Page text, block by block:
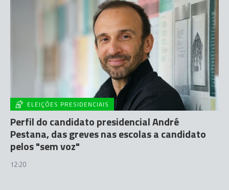
ELEIÇÕES PRESIDENCIAIS
Perfil do candidato presidencial André
Pestana, das greves nas escolas a candidato
pelos "sem voz"
12:20